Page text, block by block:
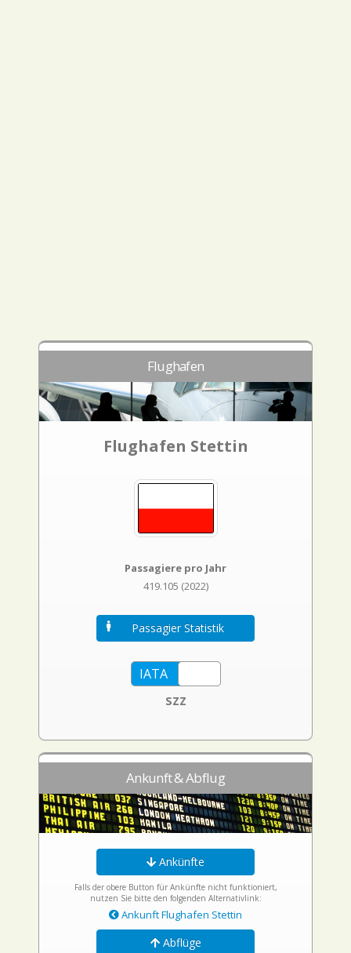
Flughafen
Flughafen Stettin
Passagiere pro Jahr
419.105 (2022)
Passagier Statistik
SZZ
Ankunft & Abflug
Ankünfte
Falls der obere Button für Ankünfte nicht funktioniert,
nutzen Sie bitte den folgenden Alternativlink:
Ankunft Flughafen Stettin
Abflüge